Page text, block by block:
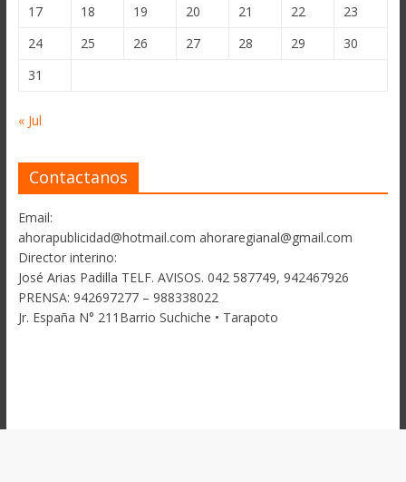
17
18 19 20 21 22
23
24
25 26 27 28 29
30
31
« Jul
Contactanos
Email:
ahorapublicidad@hotmail.com ahoraregianal@gmail.com
Director interino:
José Arias Padilla TELF. AVISOS. 042 587749, 942467926
PRENSA: 942697277 – 988338022
Jr. España N° 211Barrio Suchiche • Tarapoto